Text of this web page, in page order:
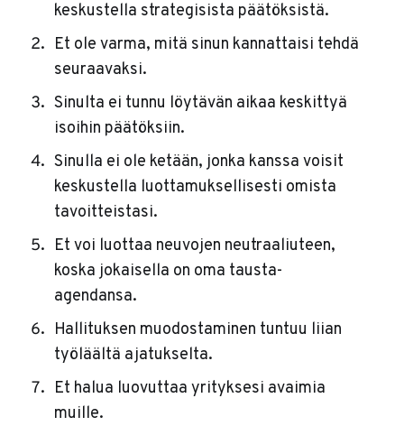
keskustella strategisista päätöksistä.
Et ole varma, mitä sinun kannattaisi tehdä
seuraavaksi.
Sinulta ei tunnu löytävän aikaa keskittyä
isoihin päätöksiin.
Sinulla ei ole ketään, jonka kanssa voisit
keskustella luottamuksellisesti omista
tavoitteistasi.
Et voi luottaa neuvojen neutraaliuteen,
koska jokaisella on oma tausta-
agendansa.
Hallituksen muodostaminen tuntuu liian
työläältä ajatukselta.
Et halua luovuttaa yrityksesi avaimia
muille.